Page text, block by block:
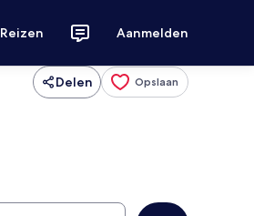
Reizen Aanmelden
Delen Opslaan